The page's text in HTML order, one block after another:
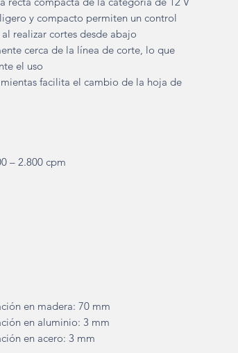
y compacto permiten un control
realizar cortes desde abajo
cerca de la línea de corte, lo que
el uso
facilita el cambio de la hoja de
– 2.800 cpm
en madera: 70 mm
en aluminio: 3 mm
en acero: 3 mm